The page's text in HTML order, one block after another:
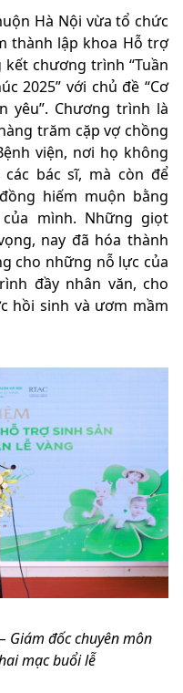
Hà Nội vừa tổ chức
thành lập khoa Hỗ trợ
kết chương trình “Tuần
2025” với chủ đề “Cơ
yêu”. Chương trình là
trăm cặp vợ chồng
viện, nơi họ không
bác sĩ, mà còn để
hiếm muộn bằng
mình. Những giọt
nay đã hóa thành
cho những nỗ lực của
đầy nhân văn, cho
hồi sinh và ươm mầm
Giám đốc chuyên môn
mạc buổi lễ